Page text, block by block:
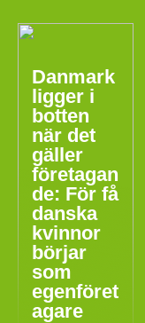
Danmark
ligger i
botten
när det
gäller
företagan
de: För få
danska
kvinnor
börjar
som
egenföret
agare